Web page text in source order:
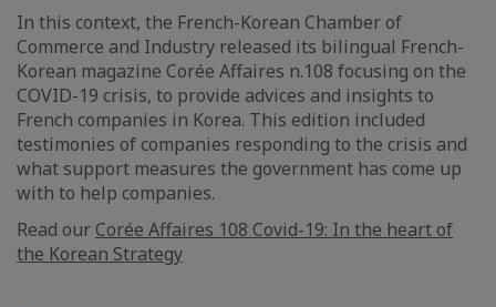
In this context, the French-Korean Chamber of
Commerce and Industry released its bilingual French-
Korean magazine Corée Affaires n.108 focusing on the
COVID-19 crisis, to provide advices and insights to
French companies in Korea. This edition included
testimonies of companies responding to the crisis and
what support measures the government has come up
with to help companies.
Read our Corée Affaires 108 Covid-19: In the heart of
the Korean Strategy